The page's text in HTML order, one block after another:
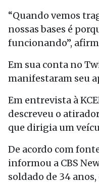
“Quando vemos
nossas bases é
funcionando”,
Em sua conta no
manifestaram seu
Em entrevista à
descreveu o
que dirigia um
De acordo com
informou a CBS
soldado de 34